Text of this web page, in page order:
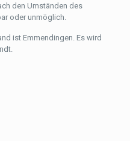
den Umständen des
oder unmöglich.
ist Emmendingen. Es wird